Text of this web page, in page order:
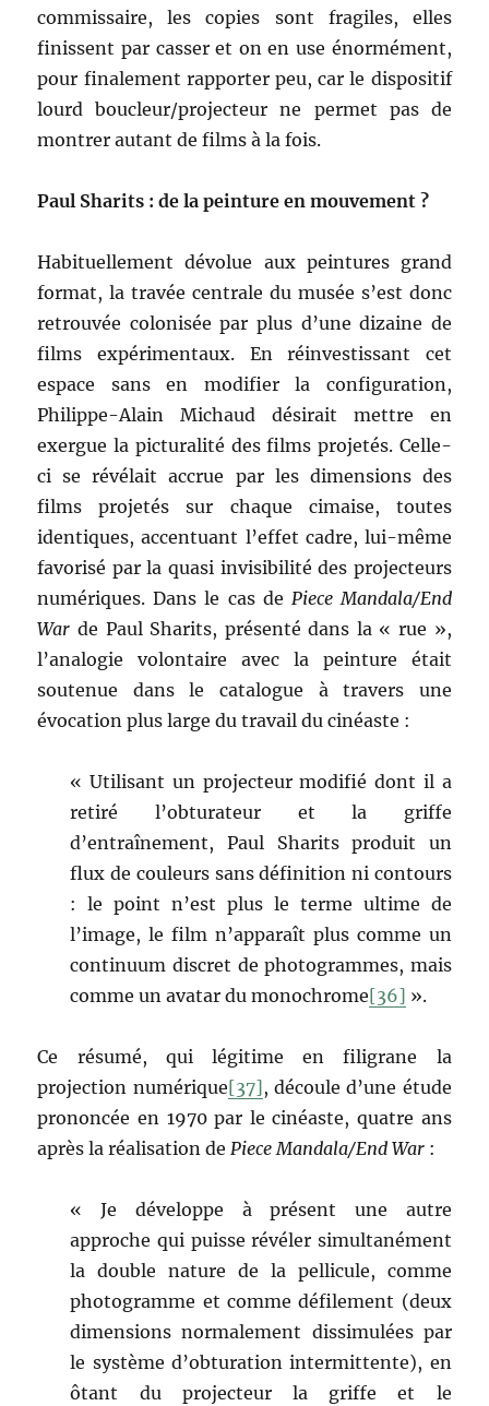
commissaire, les copies sont fragiles, elles
finissent par casser et on en use énormément,
pour finalement rapporter peu, car le dispositif
lourd boucleur/projecteur ne permet pas de
montrer autant de films à la fois.
Paul Sharits : de la peinture en mouvement ?
Habituellement dévolue aux peintures grand
format, la travée centrale du musée s’est donc
retrouvée colonisée par plus d’une dizaine de
films expérimentaux. En réinvestissant cet
espace sans en modifier la configuration,
Philippe-Alain Michaud désirait mettre en
exergue la picturalité des films projetés. Celle-
ci se révélait accrue par les dimensions des
films projetés sur chaque cimaise, toutes
identiques, accentuant l’effet cadre, lui-même
favorisé par la quasi invisibilité des projecteurs
numériques. Dans le cas de Piece Mandala/End
War de Paul Sharits, présenté dans la « rue »,
l’analogie volontaire avec la peinture était
soutenue dans le catalogue à travers une
évocation plus large du travail du cinéaste :
« Utilisant un projecteur modifié dont il a
retiré l’obturateur et la griffe
d’entraînement, Paul Sharits produit un
flux de couleurs sans définition ni contours
: le point n’est plus le terme ultime de
l’image, le film n’apparaît plus comme un
continuum discret de photogrammes, mais
comme un avatar du monochrome[36] ».
Ce résumé, qui légitime en filigrane la
projection numérique[37], découle d’une étude
prononcée en 1970 par le cinéaste, quatre ans
après la réalisation dePiece Mandala/End War :
« Je développe à présent une autre
approche qui puisse révéler simultanément
la double nature de la pellicule, comme
photogramme et comme défilement (deux
dimensions normalement dissimulées par
le système d’obturation intermittente), en
ôtant du projecteur la griffe et le